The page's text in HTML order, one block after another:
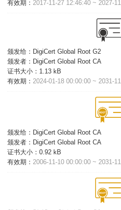
有效期： 2017-11-27 12:46:40 ~ 2027-
颁发给： DigiCert Global Root G2
颁发者： DigiCert Global Root CA
证书大小： 1.13 kB
有效期： 2024-01-18 00:00:00 ~ 2031-
颁发给： DigiCert Global Root CA
颁发者： DigiCert Global Root CA
证书大小： 0.92 kB
有效期： 2006-11-10 00:00:00 ~ 2031-